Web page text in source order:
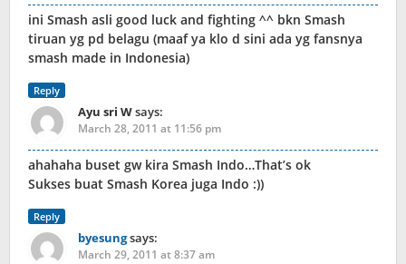
ini Smash asli good luck and fighting ^^ bkn Smash
tiruan yg pd belagu (maaf ya klo d sini ada yg fansnya
smash made in Indonesia)
Reply
Ayu sri Wsays:
March 28, 2011 at 11:56 pm
ahahaha buset gw kira Smash Indo…That’s ok
Sukses buat Smash Korea juga Indo :))
Reply
byesungsays:
March 29, 2011 at 8:37 am